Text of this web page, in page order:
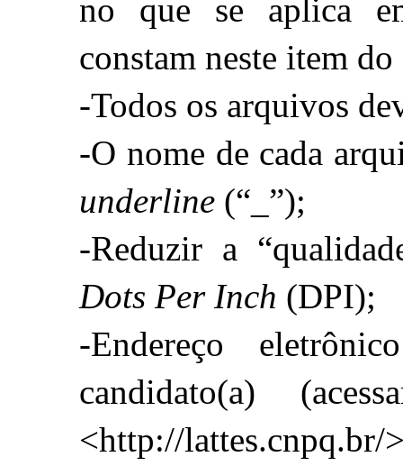
no que se aplica
constam neste item
-Todos os arquivos
underline (“_”);
Dots Per Inch (DPI);
-Endereço
candidato(a)
<http://lattes.cnpq.br/